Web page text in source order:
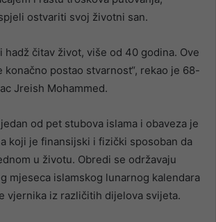
ostvariti svoj životni san.
hadž čitav život, više od 40 godina. Ove
konačno postao stvarnost“, rekao je 68-
Jreish Mohammed.
od pet stubova islama i obaveza je
koji je finansijski i fizički sposoban da
u životu. Obredi se održavaju
mjeseca islamskog lunarnog kalendara
vjernika iz različitih dijelova svijeta.